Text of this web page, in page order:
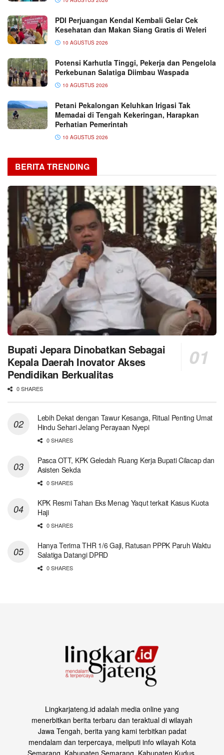
PDI Perjuangan Kendal Kembali Gelar Cek
Kesehatan dan Makan Siang Gratis di Weleri
10 AGUSTUS 2026
Potensi Karhutla Tinggi, Pekerja dan Pengelola
Perkebunan Salatiga Diimbau Waspada
10 AGUSTUS 2026
Petani Pekalongan Keluhkan Irigasi Tak
Memadai di Tengah Kekeringan, Harapkan
Perhatian Pemerintah
10 AGUSTUS 2026
BERITA TRENDING
Bupati Jepara Dinobatkan Sebagai
Kepala Daerah Inovator Akses
Pendidikan Berkualitas
0 SHARES
Lebih Dekat dengan Tawur Kesanga, Ritual Penting Umat
Hindu Sehari Jelang Perayaan Nyepi
0 SHARES
Pasca OTT, KPK Geledah Ruang Kerja Bupati Cilacap dan
Asisten Sekda
0 SHARES
KPK Resmi Tahan Eks Menag Yaqut terkait Kasus Kuota
Haji
0 SHARES
Hanya Terima THR 1/6 Gaji, Ratusan PPPK Paruh Waktu
Salatiga Datangi DPRD
0 SHARES
Lingkarjateng.id adalah media online yang
menerbitkan berita terbaru dan teraktual di wilayah
Jawa Tengah, berita yang kami terbitkan padat
mendalam dan terpercaya, meliputi info wilayah Kota
Semarang, Kabupaten Semarang, Kabupaten Kudus,